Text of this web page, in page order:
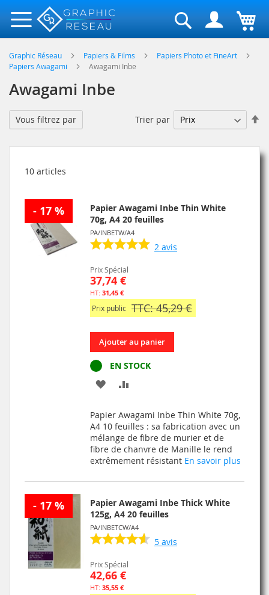
Rechercher
Graphic Réseau Papiers & Films
Papiers Photo et FineArt
Papiers Awagami
Awagami Inbe
Awagami Inbe
10 articles
Trier par
- 17 %
Papier Awagami Inbe Thin White
70g, A4 20 feuilles
PA/INBETW/A4
2 avis
Prix Spécial
37,74 €
31,45 €
Prix public TTC: 45,29 €
Ajouter au panier
EN STOCK
AJOUTER
MA
LISTE
D’ENVIE
COMPARATEUR
Papier Awagami Inbe Thin White 70g,
A4 10 feuilles : sa fabrication avec un
mélange de fibre de murier et de
fibre de chanvre de Manille le rend
extrêmement résistant En savoir plus
- 17 %
Papier Awagami Inbe Thick White
125g, A4 20 feuilles
PA/INBETCW/A4
5 avis
Prix Spécial
42,66 €
35,55 €
Vous filtrez par